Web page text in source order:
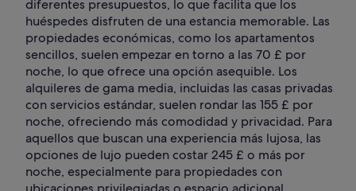
diferentes presupuestos, lo que facilita que los
huéspedes disfruten de una estancia memorable. Las
propiedades económicas, como los apartamentos
sencillos, suelen empezar en torno a las 70 £ por
noche, lo que ofrece una opción asequible. Los
alquileres de gama media, incluidas las casas privadas
con servicios estándar, suelen rondar las 155 £ por
noche, ofreciendo más comodidad y privacidad. Para
aquellos que buscan una experiencia más lujosa, las
opciones de lujo pueden costar 245 £ o más por
noche, especialmente para propiedades con